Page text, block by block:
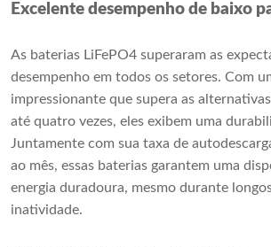
Excelente desempenho de baixo
As baterias LiFePO4 superaram as
desempenho em todos os setores. Com
impressionante que supera as
até quatro vezes, eles exibem uma
Juntamente com sua taxa de
ao mês, essas baterias garantem uma
energia duradoura, mesmo durante
inatividade.